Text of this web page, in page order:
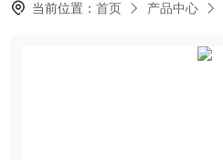
当前位置：首页 产品中心